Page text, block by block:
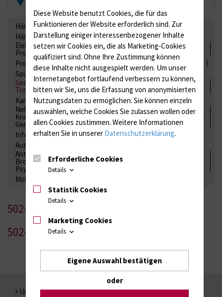
Hämatologie / Anämie
Retikulozyten
Hämoglobinelektrophorese
Liquordiagnostik
Elektrolyte, Enzyme, Substrate, Metabolite, Blutalkohol,
Proteine
Proteine
Lipide / Lipoproteine Niere / Harnwege
Spurenelemente
Säuren-Basen-Status
Gerinnung / Gerinnungsaktivierung / Gerinnungsfaktoren /
Thrombozytenfunktion / Antikoagulation
Kardiale Marker
Tumormarker
Interleukine
Nebenniere / Niere; Nebenschilddrüse ( Ca-Stoffwechsel /
Knochen; Hypophyse / Wachstum; Gestroinaltrakt / Vitamine;
Gonaden / Zyklus / Sterilität
Infektionsserologie
Allergiediagnostik
Immunologie
Autoimmundiagnostik
Antibiotika, Zystostatika, Immunsuppressiva, Amaleptika,
Bronchospasmolytika, Antiepileptika, Kardiaka,
Psychpharmaka
Molekulare Diagnostik
502-1
502-2
Universität Rostock
Diese Website benutzt Cookies, die für das
Funktionieren der Website erforderlich sind. Zur
Darstellung einiger interessenbezogener Inhalte
setzen wir Cookies ein, die als Marketing-Cookies
qualifiziert sind. Ohne Ihre Zustimmung können
diese Inhalte nicht ausgespielt werden. Um unser
Internetangebot fortlaufend verbessern zu können,
bitten wir Sie, uns die Erfassung von anonymisierten
Nutzungsdaten zu ermöglichen. Sie können einzeln
auswählen, welche Cookies Sie zulassen wollen oder
allen Cookies zustimmen. Weitere Informationen
erhalten Sie in unserer Datenschutzerklärung.
Erforderliche Cookies
Details
Statistik Cookies
Details
Marketing Cookies
Details
Eigene Auswahl bestätigen
oder